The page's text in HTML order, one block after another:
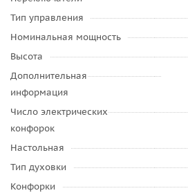
Тип управления
Номинальная мощность
Высота
Дополнительная
информация
Число электрических
конфорок
Настольная
Тип духовки
Конфорки